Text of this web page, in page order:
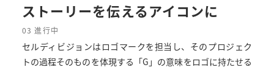
ストーリーを伝えるアイコンに
03 進行中
セルディビジョンはロゴマークを担当し、そのプロジェク
トの過程そのものを体現する「G」の意味をロゴに持たせる